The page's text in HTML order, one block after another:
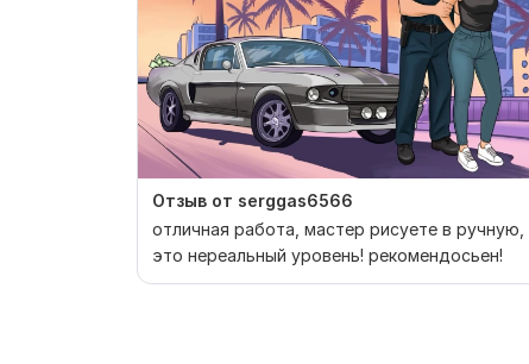
Отзыв от serggas6566
отличная работа, мастер рисуете в ручную,
это нереальный уровень! рекомендосьен!